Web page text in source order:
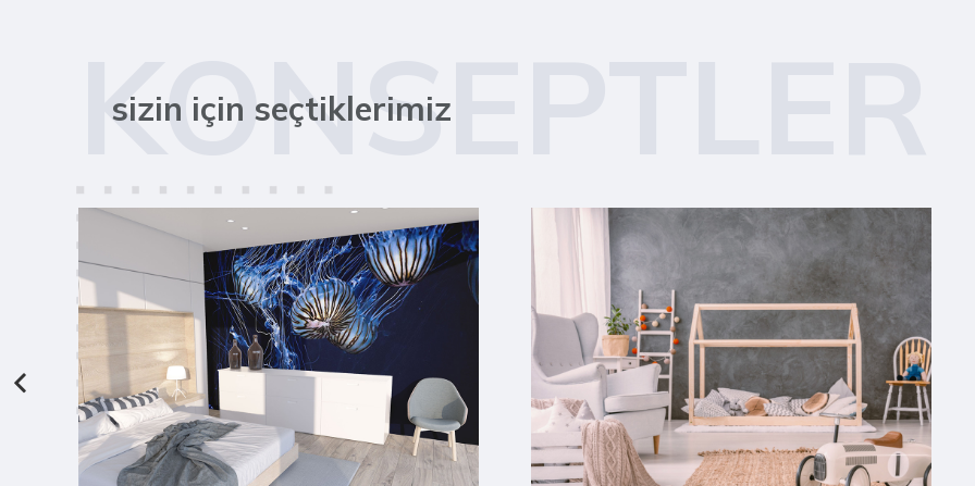
KONSEPTLER
sizin için seçtiklerimiz